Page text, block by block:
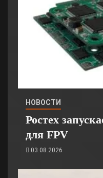
НОВОСТИ
Ростех
для FPV
03.08.2026